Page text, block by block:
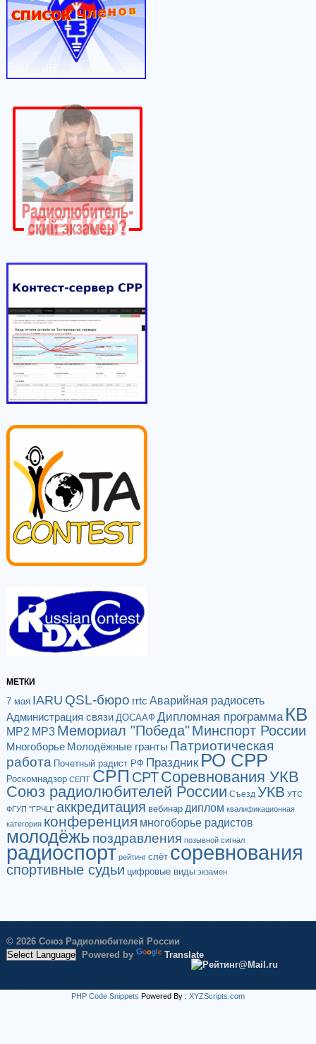
МЕТКИ
7 мая IARU QSL-бюро rrtc Аварийная радиосеть
Администрация связи ДОСААФ Дипломная программа КВ
МР2 МР3 Мемориал "Победа"Минспорт России
Многоборье Молодёжные гранты Патриотическая
работа Почетный радист РФ Праздник РО СРР
Роскомнадзор СЕПТ СРП СРТСоревнования УКВ
Союз радиолюбителей России Съезд УКВ УТС
ФГУП "ГРЧЦ" аккредитация вебинар диплом квалификационная
категория конференция многоборье радистов
молодёжь поздравления позывной сигнал
радиоспорт рейтинг слёт соревнования
спортивные судьи цифровые виды экзамен
© 2026 Союз Радиолюбителей России
Powered by
Translate
PHP Code Snippets Powered By : XYZScripts.com